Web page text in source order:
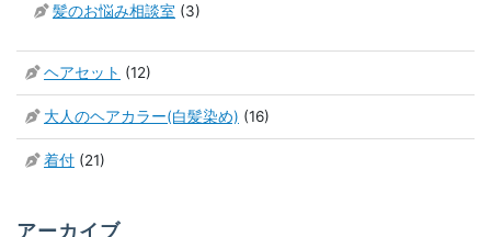
髪のお悩み相談室 (3)
ヘアセット (12)
大人のヘアカラー(白髪染め) (16)
着付 (21)
アーカイブ